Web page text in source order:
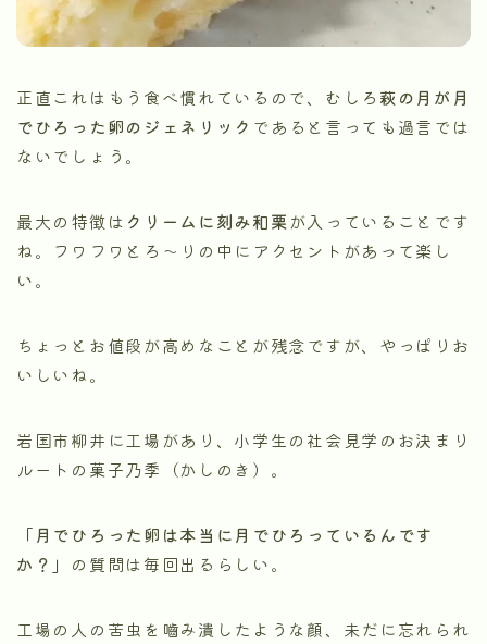
正直これはもう食べ慣れているので、むしろ 萩の月が月
でひろった卵のジェネリック であると言っても過言では
ないでしょう。
最大の特徴は クリームに刻み和栗 が入っていることです
ね。フワフワとろ～りの中にアクセントがあって楽し
い。
ちょっとお値段が高めなことが残念ですが、やっぱりお
いしいね。
岩国市柳井に工場があり、小学生の社会見学のお決まり
ルートの菓子乃季（かしのき）。
「月でひろった卵は本当に月でひろっているんです
か？」 の質問は毎回出るらしい。
工場の人の苦虫を嚙み潰したような顔、未だに忘れられ